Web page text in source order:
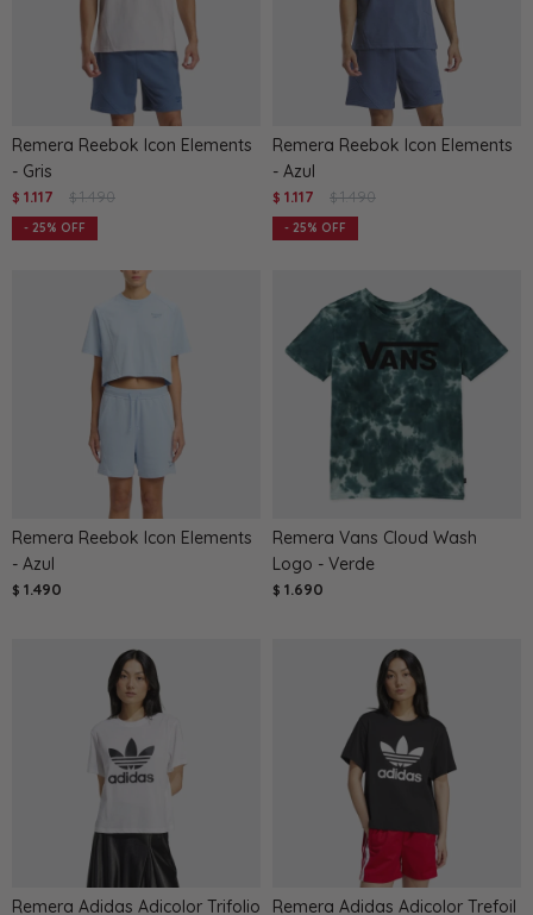
Remera Reebok Icon Elements
- Gris
$ 1.117 $ 1.490
25
Remera Reebok Icon Elements
- Azul
$ 1.117 $ 1.490
25
Remera Reebok Icon Elements
- Azul
$ 1.490
Remera Vans Cloud Wash
Logo - Verde
$ 1.690
Remera Adidas Adicolor Trifolio
Remera Adidas Adicolor Trefoil